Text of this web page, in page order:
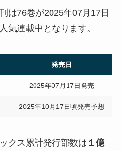
は76巻が2025年07月17日
気連載中となります。
発売日
2025年07月17日発売
2025年10月17日頃発売予想
クス累計発行部数は １億